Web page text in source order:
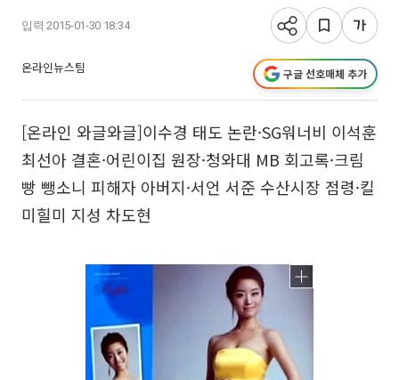
입력 2015-01-30 18:34
온라인뉴스팀 구글 선호매체 추가
[온라인 와글와글]이수경 태도 논란·SG워너비 이석훈
최선아 결혼·어린이집 원장·청와대 MB 회고록·크림
빵 뺑소니 피해자 아버지·서언 서준 수산시장 점령·킬
미힐미 지성 차도현